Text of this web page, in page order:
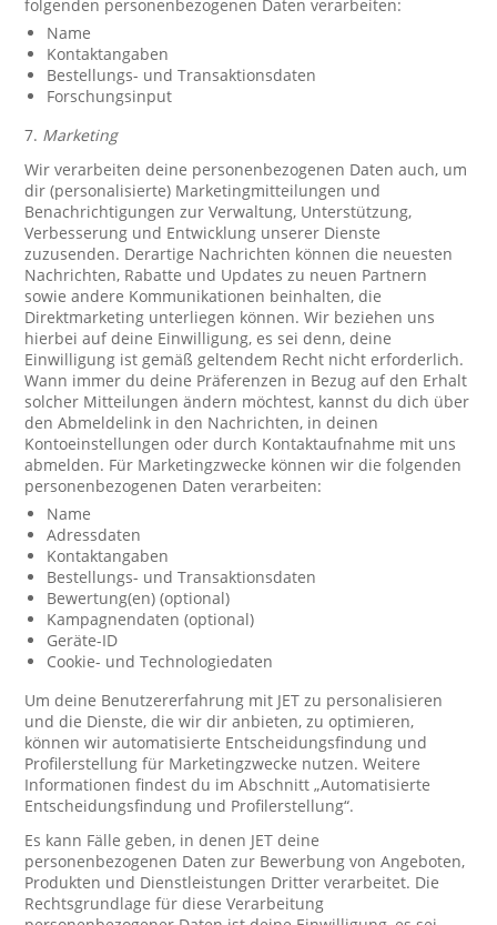
folgenden personenbezogenen Daten verarbeiten:
Name
Kontaktangaben
Bestellungs- und Transaktionsdaten
Forschungsinput
7. Marketing
Wir verarbeiten deine personenbezogenen Daten auch, um
dir (personalisierte) Marketingmitteilungen und
Benachrichtigungen zur Verwaltung, Unterstützung,
Verbesserung und Entwicklung unserer Dienste
zuzusenden. Derartige Nachrichten können die neuesten
Nachrichten, Rabatte und Updates zu neuen Partnern
sowie andere Kommunikationen beinhalten, die
Direktmarketing unterliegen können. Wir beziehen uns
hierbei auf deine Einwilligung, es sei denn, deine
Einwilligung ist gemäß geltendem Recht nicht erforderlich.
Wann immer du deine Präferenzen in Bezug auf den Erhalt
solcher Mitteilungen ändern möchtest, kannst du dich über
den Abmeldelink in den Nachrichten, in deinen
Kontoeinstellungen oder durch Kontaktaufnahme mit uns
abmelden. Für Marketingzwecke können wir die folgenden
personenbezogenen Daten verarbeiten:
Name
Adressdaten
Kontaktangaben
Bestellungs- und Transaktionsdaten
Bewertung(en) (optional)
Kampagnendaten (optional)
Geräte-ID
Cookie- und Technologiedaten
Um deine Benutzererfahrung mit JET zu personalisieren
und die Dienste, die wir dir anbieten, zu optimieren,
können wir automatisierte Entscheidungsfindung und
Profilerstellung für Marketingzwecke nutzen. Weitere
Informationen findest du im Abschnitt „Automatisierte
Entscheidungsfindung und Profilerstellung“.
Es kann Fälle geben, in denen JET deine
personenbezogenen Daten zur Bewerbung von Angeboten,
Produkten und Dienstleistungen Dritter verarbeitet. Die
Rechtsgrundlage für diese Verarbeitung